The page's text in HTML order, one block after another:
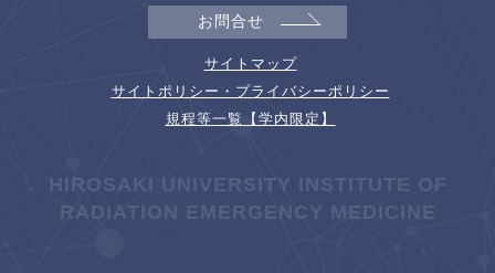
お問合せ
サイトマップ
サイトポリシー・プライバシーポリシー
規程等一覧【学内限定】
HIROSAKI UNIVERSITY INSTITUTE OF
RADIATION EMERGENCY MEDICINE